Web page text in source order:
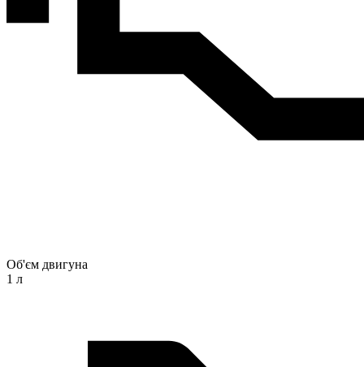
Об'єм двигуна
1 л